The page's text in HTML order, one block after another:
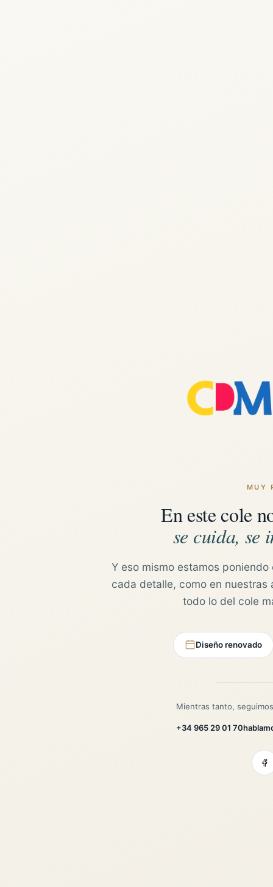
MUY
En este cole
se cuida, se
Y eso mismo estamos
cada detalle, como en nuestras
todo lo del cole
Diseño renovado
Mientras tanto,
+34 965 29 01 70